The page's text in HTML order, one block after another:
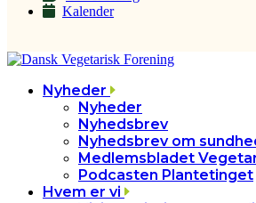
Kalender
Nyheder
Nyheder
Nyhedsbrev
Nyhedsbrev om
Medlemsbladet
Podcasten Plantetinget
Hvem er vi